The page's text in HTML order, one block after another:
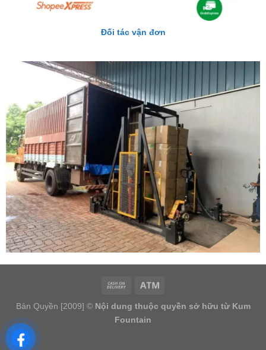
Đối tác vận đơn
Bản Quyền [2009] © Nội dung thuộc quyền sở hữu từ Kum
Fountain